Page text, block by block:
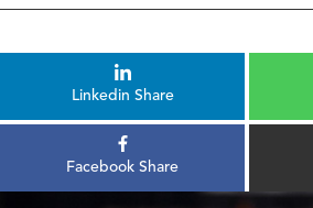
Linkedin Share
Facebook Share